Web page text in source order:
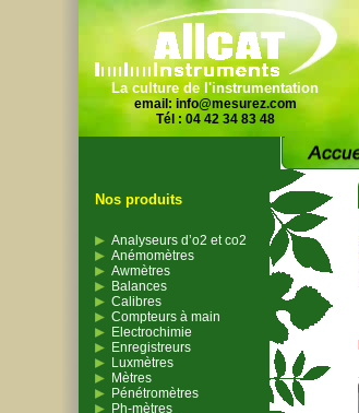
La culture de l'instrumentation
email: info@mesurez.com
Tél : 04 42 34 83 48
Nos produits
Analyseurs d’o2 et co2
Anémomètres
Awmètres
Balances
Calibres
Compteurs à main
Electrochimie
Enregistreurs
Luxmètres
Mètres
Pénétromètres
Ph-mètres